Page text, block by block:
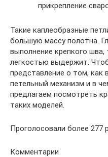
прикрепление
Такие каплеобразные
большую массу полотна.
выполнение крепкого
легкостью выдержит.
представление о том, как
петельный механизм и в
предлагаем посмотреть
таких моделей.
Проголосовали более 277
Комментарии